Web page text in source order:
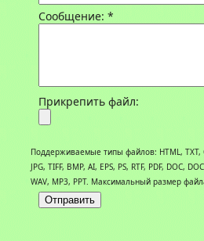
Сообщение: *
Прикрепить файл:
Поддерживаемые типы файлов: HTML, TXT,
JPG, TIFF, BMP, AI, EPS, PS, RTF, PDF, DOC,
WAV, MP3, PPT. Максимальный размер